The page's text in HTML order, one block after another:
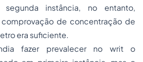
segunda instância, no entanto,
de concentração de
era suficiente.
fazer prevalecer no writ o